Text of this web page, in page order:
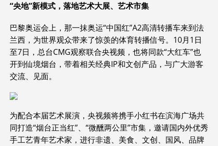
“央地”新模式，落地艺术大展、艺术市集
巴黎奥运会上，那一抹奥运“中国红”A2高清转播车来到法
兰西，为世界观众带来了惊羡的体育转播信号。10月1日
至7日，总台CMG观察联合央视频，也将同款“大红车”也
开到仙境烟台，带着相关经典IP和文创产品，与广大游客
交流、见面。
为配合本届艺术展演，央视频将携手小红书在滨海广场共
同打造“烟台正当红”、“微醺两公里”市集，邀请国内外优秀
手工艺青年艺术家，进行非遗、美食、文创、国风、品牌